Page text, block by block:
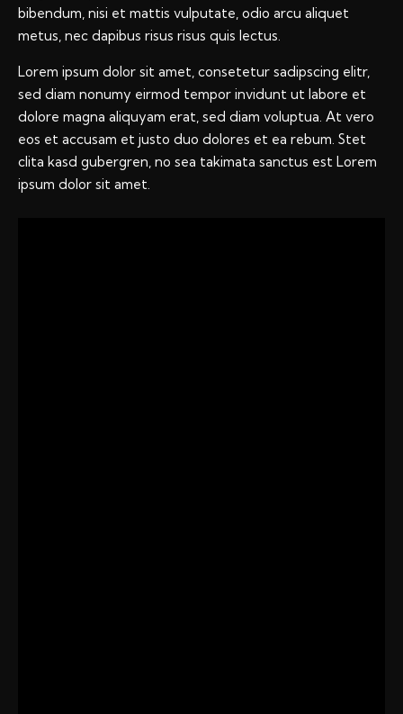
bibendum, nisi et mattis vulputate, odio arcu aliquet
metus, nec dapibus risus risus quis lectus.
Lorem ipsum dolor sit amet, consetetur sadipscing elitr,
sed diam nonumy eirmod tempor invidunt ut labore et
dolore magna aliquyam erat, sed diam voluptua. At vero
eos et accusam et justo duo dolores et ea rebum. Stet
clita kasd gubergren, no sea takimata sanctus est Lorem
ipsum dolor sit amet.